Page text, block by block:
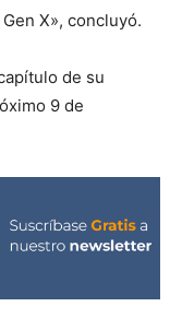
X», concluyó.
de su
9 de